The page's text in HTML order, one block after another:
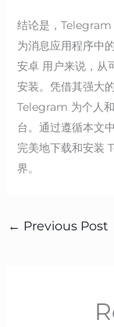
结论是，Telegram
为消息应用程序中
安卓 用户来说，从
安装。凭借其强大
Telegram 为个人
台。通过遵循本文
完美地下载和安装
界。
← Previous Post